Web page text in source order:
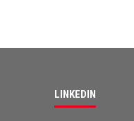
LINKEDIN